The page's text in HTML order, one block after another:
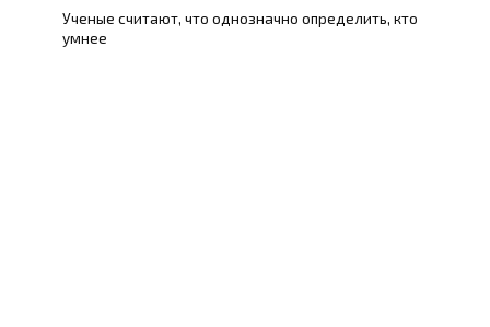
Ученые считают, что однозначно определить, кто
умнее